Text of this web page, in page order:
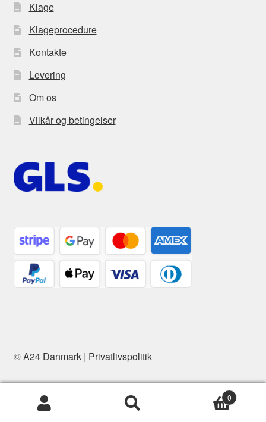
Klage
Klageprocedure
Kontakte
Levering
Om os
Vilkår og betingelser
©A24 Danmark| Privatlivspolitik
0